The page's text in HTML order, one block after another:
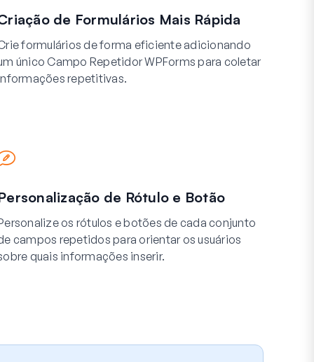
de Formulários Mais Rápida
formulários de forma eficiente adicionando
único Campo Repetidor WPForms para coletar
repetitivas.
de Rótulo e Botão
os rótulos e botões de cada conjunto
campos repetidos para orientar os usuários
quais informações inserir.